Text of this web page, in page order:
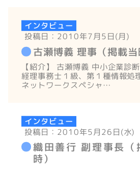
インタビュー
投稿日：2010年7月5日(月)
古瀬博義 理事（掲載当
【紹介】 古瀬博義 中小企業診
経理事務士１級、第１種情報処
ネットワークスペシャ…
インタビュー
投稿日：2010年5月26日(水)
織田善行 副理事長（
時）